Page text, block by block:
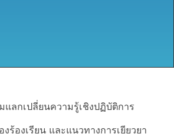
แลกเปลี่ยนความรู้เชิงปฏิบัติการ
งร้องเรียน และแนวทางการเยียวยา